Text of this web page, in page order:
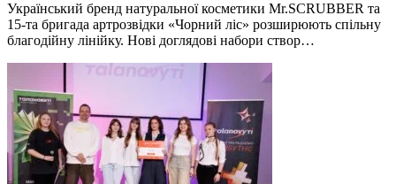
Український бренд натуральної косметики Mr.SCRUBBER та
15-та бригада артрозвідки «Чорний ліс» розширюють спільну
благодійну лінійку. Нові доглядові набори створ…